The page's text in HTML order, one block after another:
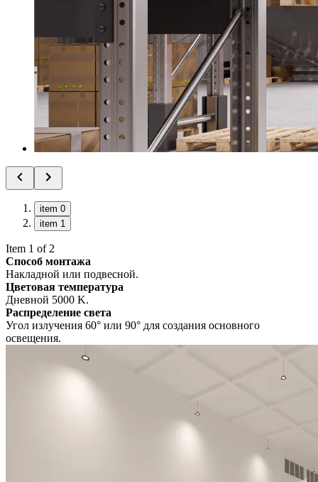
item 0
item 1
Item 1 of 2
Способ монтажа
Накладной или подвесной.
Цветовая температура
Дневной 5000 K.
Распределение света
Угол излучения 60° или 90° для создания основного
освещения.